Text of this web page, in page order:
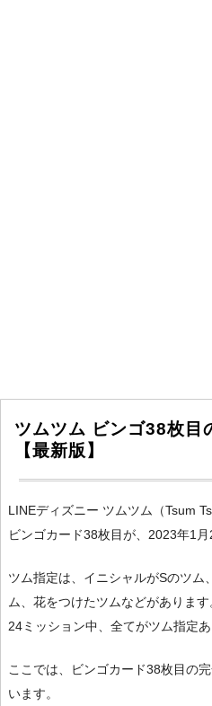
ツムツム ビンゴ38枚目
【最新版】
LINEディズニー ツムツム（Tsum
ビンゴカード38枚目が、2023年1月
ツム指定は、イニシャルがSのツム
ム、花をつけたツムなどがあります
24ミッション中、全てがツム指定あ
ここでは、ビンゴカード38枚目の
います。